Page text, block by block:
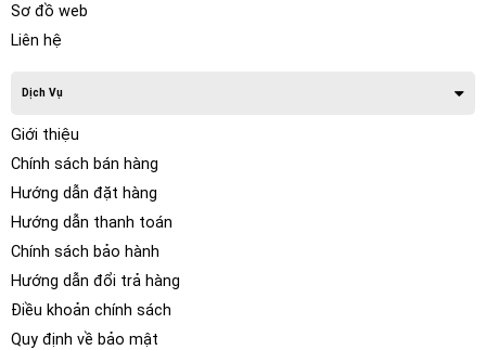
Sơ đồ web
Liên hệ
Dịch Vụ
Giới thiệu
Chính sách bán hàng
Hướng dẫn đặt hàng
Hướng dẫn thanh toán
Chính sách bảo hành
Hướng dẫn đổi trả hàng
Điều khoản chính sách
Quy định về bảo mật